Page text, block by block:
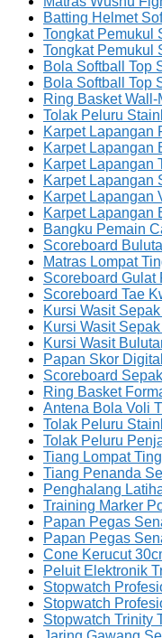
Batting Helmet
Tongkat Pemukul
Tongkat Pemukul
Bola Softball Top
Bola Softball Top
Ring Basket
Tolak Peluru
Karpet Lapangan
Karpet Lapangan
Karpet Lapangan
Karpet Lapangan
Karpet Lapangan
Karpet Lapangan
Bangku Pemain
Scoreboard
Matras Lompat
Scoreboard Gulat
Scoreboard Tae
Kursi Wasit
Kursi Wasit
Kursi Wasit
Papan Skor
Scoreboard
Ring Basket
Antena Bola Voli
Tolak Peluru
Tolak Peluru
Tiang Lompat
Tiang Penanda
Penghalang
Training Marker
Papan Pegas
Papan Pegas
Cone Kerucut
Peluit Elektronik
Stopwatch
Stopwatch
Stopwatch Trinity